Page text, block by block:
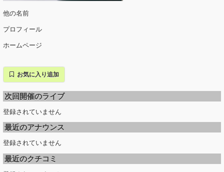
他の名前
プロフィール
ホームページ
お気に入り追加
次回開催のライブ
登録されていません
最近のアナウンス
登録されていません
最近のクチコミ